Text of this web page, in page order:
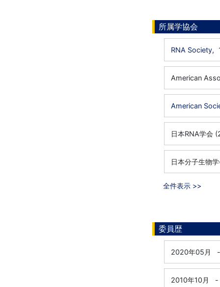
所属学協会
RNA Society,
American
American
日本RNA学会
日本分子生物
全件表示 >>
委員歴
2020年05月 -
2010年10月
-